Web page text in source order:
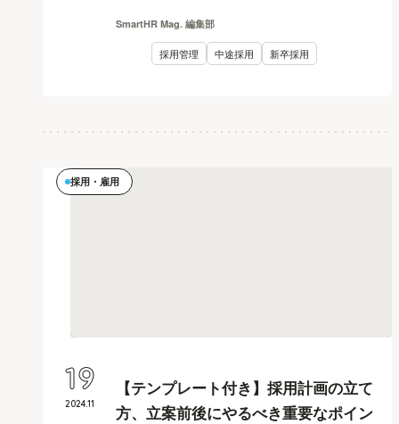
SmartHR Mag. 編集部
採用管理 中途採用 新卒採用
採用・雇用
【テンプレート付き】採用計画の立て
方、立案前後にやるべき重要なポイン
2024.11
19